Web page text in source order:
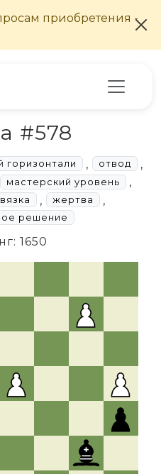
#578
горизонтали , отвод ,
мастерский уровень ,
, жертва ,
решение
1650